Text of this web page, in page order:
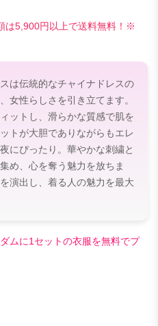
は5,900円以上で送料無料！※
は伝統的なチャイナドレスの
女性らしさを引き立てます。
ットし、滑らかな質感で肌を
トが大胆でありながらもエレ
にぴったり。華やかな刺繍と
め、心を奪う魅力を放ちま
演出し、着る人の魅力を最大
ムに1セットの衣服を無料でプ